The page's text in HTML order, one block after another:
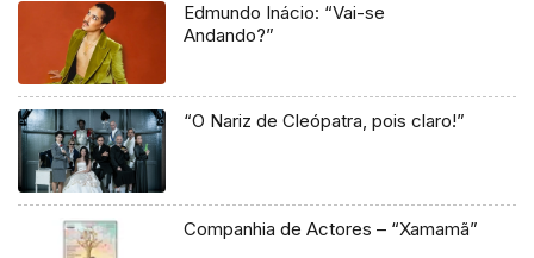
Edmundo Inácio: “Vai-se
Andando?”
“O Nariz de Cleópatra, pois claro!”
Companhia de Actores – “Xamamã”